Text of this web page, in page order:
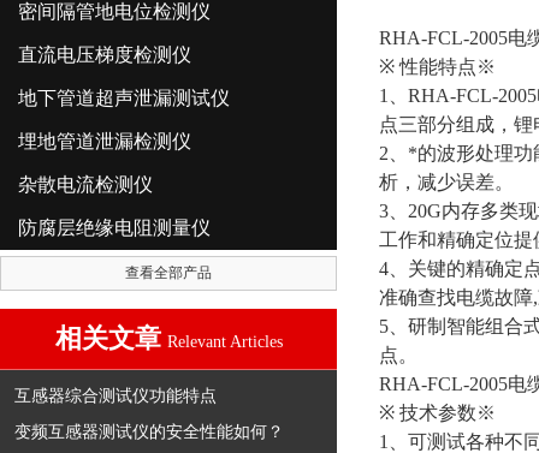
密间隔管地电位检测仪
直流电压梯度检测仪
地下管道超声泄漏测试仪
埋地管道泄漏检测仪
杂散电流检测仪
防腐层绝缘电阻测量仪
查看全部产品
相关文章 Relevant Articles
互感器综合测试仪功能特点
变频互感器测试仪的安全性能如何？
RHA-FCL-2005电
※ 性能特点※
1
RHA-FCL-
点三部分组成，
2 、*的波形处理
析，减少误差。
3
20G内存多类
工作和精确定位
4 、关键的精确定
准确查找电缆故障,
5 、研制智能组合
点。
RHA-FCL-2005电
※ 技术参数※
1
、可测试各种不